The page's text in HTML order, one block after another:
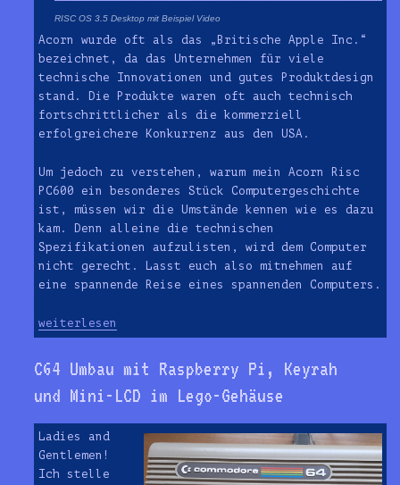
RISC OS 3.5 Desktop mit Beispiel Video
Acorn wurde oft als das „Britische Apple Inc.“
bezeichnet, da das Unternehmen für viele
technische Innovationen und gutes Produktdesign
stand. Die Produkte waren oft auch technisch
fortschrittlicher als die kommerziell
erfolgreichere Konkurrenz aus den USA.
Um jedoch zu verstehen, warum mein Acorn Risc
PC600 ein besonderes Stück Computergeschichte
ist, müssen wir die Umstände kennen wie es dazu
kam. Denn alleine die technischen
Spezifikationen aufzulisten, wird dem Computer
nicht gerecht. Lasst euch also mitnehmen auf
eine spannende Reise eines spannenden Computers.
„Acorn Risc PC600: „No RISC – No Fun!““
weiterlesen
C64 Umbau mit Raspberry Pi, Keyrah
und Mini-LCD im Lego-Gehäuse
Ladies and
Gentlemen!
Ich stelle